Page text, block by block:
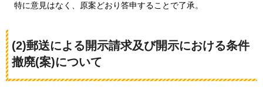
特に意見はなく
、原案どおり答申することで了承。
(2)郵送による開示請求及び開示における条件
撤廃(案)について